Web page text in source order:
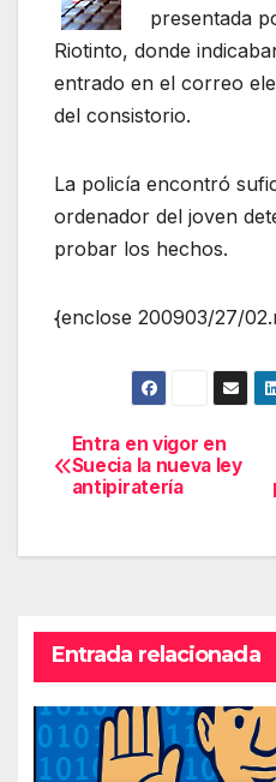
presentada
Riotinto, donde
entrado en el correo
del consistorio.
La policía encontró
ordenador del joven
probar los hechos.
{enclose 200903/27/
Navegación
de
entradas
Entra en vigor en
Suecia la nueva ley
antipiratería
Entrada relacionada